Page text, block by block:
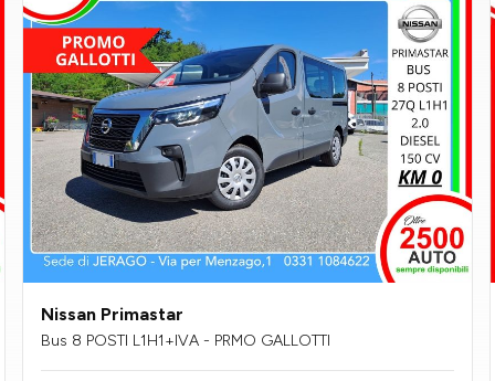
Nissan Primastar
Bus 8 POSTI L1H1+IVA - PRMO GALLOTTI